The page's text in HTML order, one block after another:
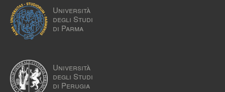
Università
degli Studi
di Parma
Università
degli Studi
di Perugia